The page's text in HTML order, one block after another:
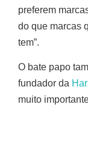
preferem
do que marcas
tem”.
O bate papo
fundador da
muito